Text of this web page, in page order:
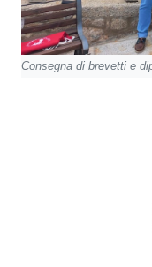
Consegna di brevetti e